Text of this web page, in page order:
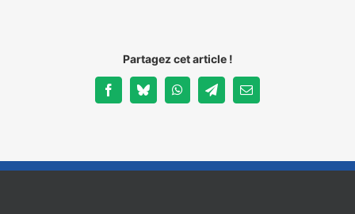
Partagez cet article !
FacebookBlueskyWhatsAppTelegramEmail